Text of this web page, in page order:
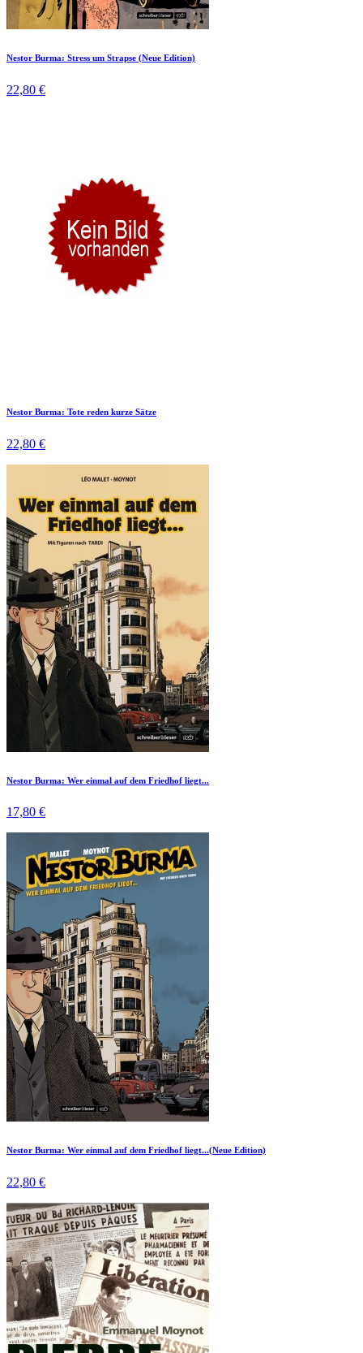
Nestor Burma: Stress um Strapse (Neue Edition)
22,80 €
Nestor Burma: Tote reden kurze Sätze
22,80 €
Nestor Burma: Wer einmal auf dem Friedhof liegt...
17,80 €
Nestor Burma: Wer einmal auf dem Friedhof liegt...(Neue Edition)
22,80 €